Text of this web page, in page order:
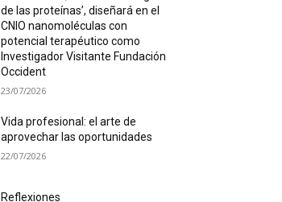
de las proteínas’, diseñará en el
CNIO nanomoléculas con
potencial terapéutico como
Investigador Visitante Fundación
Occident
23/07/2026
Vida profesional: el arte de
aprovechar las oportunidades
22/07/2026
Reflexiones